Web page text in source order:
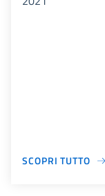
SCOPRI TUTTO